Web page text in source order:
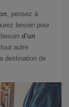
, pensez à
besoin pour
d'un
autre
destination de